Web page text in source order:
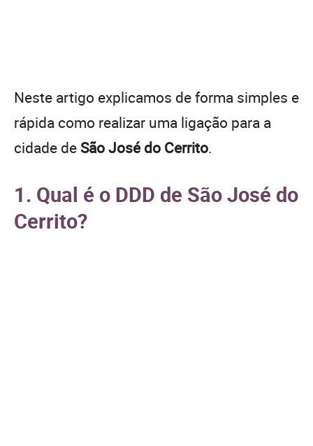
Neste artigo explicamos de forma simples e
rápida como realizar uma ligação para a
cidade de São José do Cerrito.
1. Qual é o DDD de São José do
Cerrito?